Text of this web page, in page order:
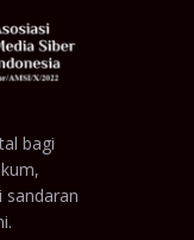
bagi
sandaran